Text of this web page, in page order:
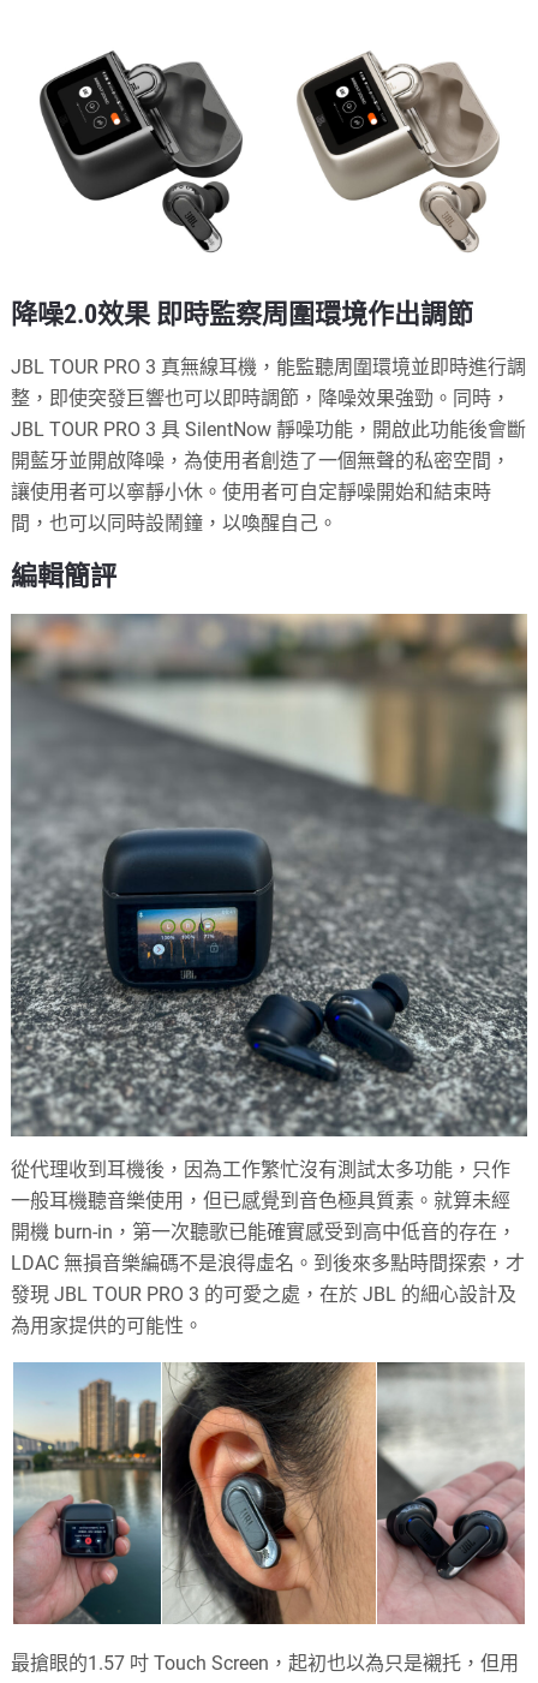
降噪2.0效果 即時監察周圍環境作出調節
JBL TOUR PRO 3 真無線耳機，能監聽周圍環境並即時進行調
整，即使突發巨響也可以即時調節，降噪效果強勁。同時，
JBL TOUR PRO 3 具 SilentNow 靜噪功能，開啟此功能後會斷
開藍牙並開啟降噪，為使用者創造了一個無聲的私密空間，
讓使用者可以寧靜小休。使用者可自定靜噪開始和結束時
間，也可以同時設鬧鐘，以喚醒自己。
編輯簡評
從代理收到耳機後，因為工作繁忙沒有測試太多功能，只作
一般耳機聽音樂使用，但已感覺到音色極具質素。就算未經
開機 burn-in，第一次聽歌已能確實感受到高中低音的存在，
LDAC 無損音樂編碼不是浪得虛名。到後來多點時間探索，才
發現 JBL TOUR PRO 3 的可愛之處，在於 JBL 的細心設計及
為用家提供的可能性。
最搶眼的1.57 吋 Touch Screen，起初也以為只是襯托，但用